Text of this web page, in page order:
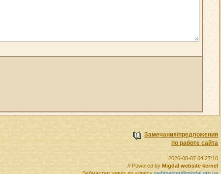
Замечания/предложения
по работе сайта
2026-08-07 04:27:10
// Powered byMigdal website kernel